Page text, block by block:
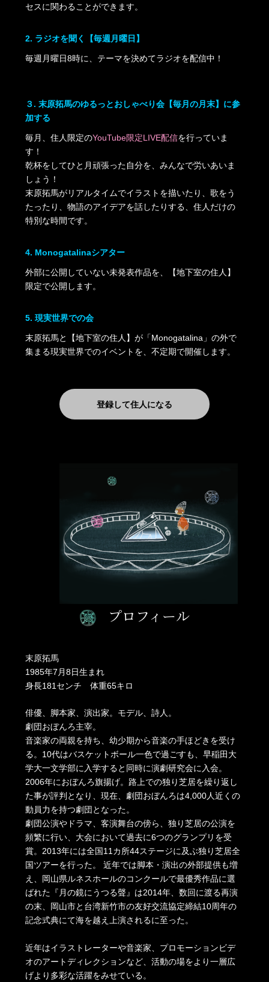
セスに関わることができます。
2. ラジオを聞く【毎週月曜日】
毎週月曜日8時に、テーマを決めてラジオを配信中！
３. 末原拓馬のゆるっとおしゃべり会【毎月の月末】に参
加する
毎月、住人限定のYouTube限定LIVE配信を行っていま
す！
乾杯をしてひと月頑張った自分を、みんなで労いあいま
しょう！
末原拓馬がリアルタイムでイラストを描いたり、歌をう
たったり、物語のアイデアを話したりする、住人だけの
特別な時間です。
4. Monogatalinaシアター
外部に公開していない未発表作品を、【地下室の住人】
限定で公開します。
5. 現実世界での会
末原拓馬と【地下室の住人】が「Monogatalina」の外で
集まる現実世界でのイベントを、不定期で開催します。
登録して住人になる
プロフィール
末原拓馬
1985年7月8日生まれ
身長181センチ 体重65キロ
俳優、脚本家、演出家。モデル、詩人。
劇団おぼんろ主宰。
音楽家の両親を持ち、幼少期から音楽の手ほどきを受け
る。10代はバスケットボール一色で過ごすも、早稲田大
学大一文学部に入学すると同時に演劇研究会に入会。
2006年におぼんろ旗揚げ。路上での独り芝居を繰り返し
た事が評判となり、現在、劇団おぼんろは4,000人近くの
動員力を持つ劇団となった。
劇団公演やドラマ、客演舞台の傍ら、独り芝居の公演を
頻繁に行い、大会において過去に6つのグランプリを受
賞。2013年には全国11カ所44ステージに及ぶ独り芝居全
国ツアーを行った。 近年では脚本・演出の外部提供も増
え、岡山県ルネスホールのコンクールで最優秀作品に選
ばれた『月の鏡にうつる聲』は2014年、数回に渡る再演
の末、岡山市と台湾新竹市の友好交流協定締結10周年の
記念式典にて海を越え上演されるに至った。
近年はイラストレーターや音楽家、プロモーションビデ
オのアートディレクションなど、活動の場をより一層広
げより多彩な活躍をみせている。